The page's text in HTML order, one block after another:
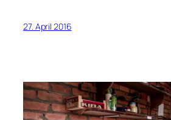
27. April 2016